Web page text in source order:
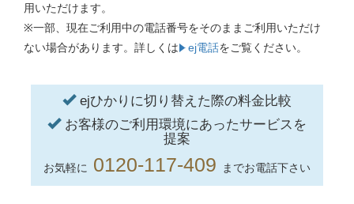
用いただけます。
※一部、現在ご利用中の電話番号をそのままご利用いただけ
ない場合があります。詳しくは
ej電話をご覧ください。
ejひかりに切り替えた際の料金比較
お客様のご利用環境にあったサービスを
提案
お気軽に 0120-117-409 までお電話下さい